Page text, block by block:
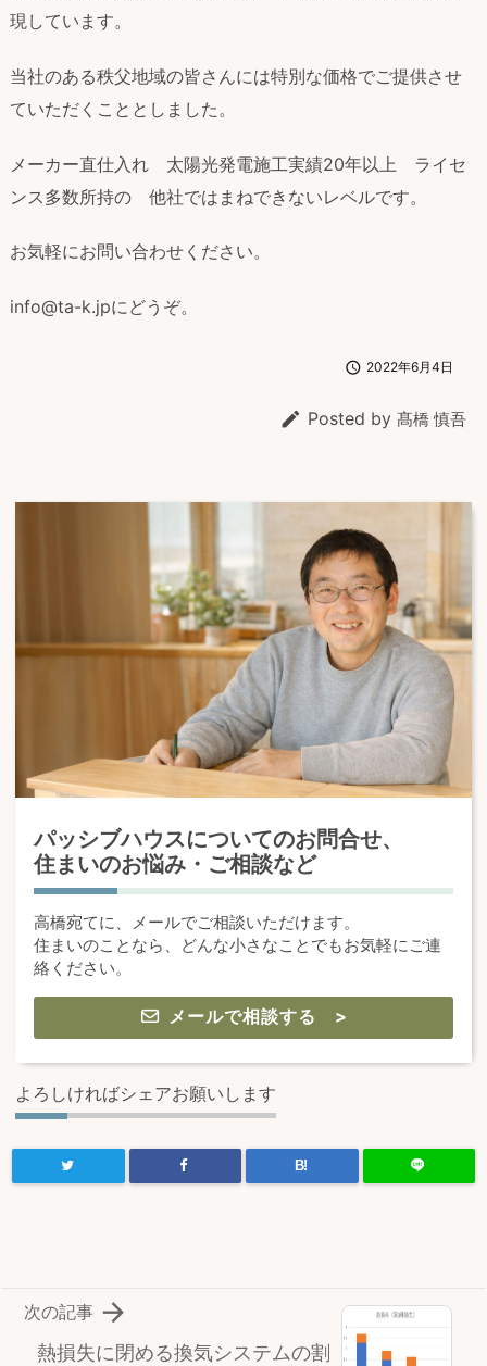
現しています。
当社のある秩父地域の皆さんには特別な価格でご提供させ
ていただくこととしました。
メーカー直仕入れ 太陽光発電施工実績20年以上 ライセ
ンス多数所持の 他社ではまねできないレベルです。
お気軽にお問い合わせください。
info@ta-k.jpにどうぞ。
 2022年6月4日
 Posted by 髙橋 慎吾
パッシブハウスについてのお問合せ、
住まいのお悩み・ご相談など
高橋宛てに、メールでご相談いただけます。
住まいのことなら、どんな小さなことでもお気軽にご連
絡ください。
メールで相談する >
よろしければシェアお願いします
B!
熱損失に閉める換気システムの割

次の記事